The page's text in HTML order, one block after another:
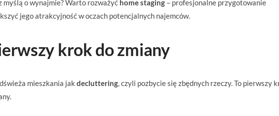
myślą o wynajmie? Warto rozważyć home staging– profesjonalne przygotowanie
jego atrakcyjność w oczach potencjalnych najemców.
krok do zmiany
mieszkania jak decluttering, czyli pozbycie się zbędnych rzeczy. To pierwszy